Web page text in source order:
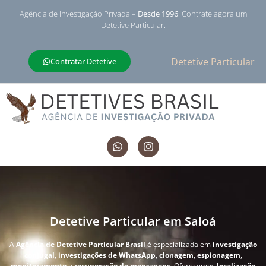
Agência de Investigação Privada – Desde 1996. Contrate agora um
Detetive Particular.
Contratar Detetive Detetive Particular
Detetive Particular em Saloá
AAgência de Detetive Particular Brasil é especializada em investigação
conjugal, investigações de WhatsApp, clonagem,espionagem,